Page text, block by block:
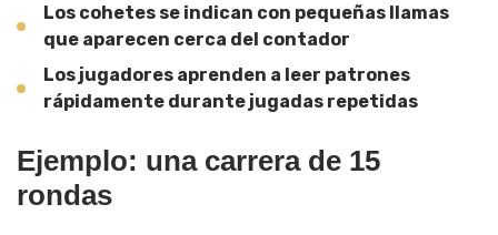
Los cohetes se indican con pequeñas llamas
que aparecen cerca del contador
Los jugadores aprenden a leer patrones
rápidamente durante jugadas repetidas
Ejemplo: una carrera de 15
rondas